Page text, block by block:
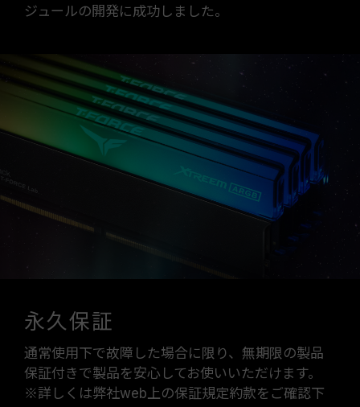
ジュールの開発に成功しました。
永久保証
通常使用下で故障した場合に限り、無期限の製品
保証付きで製品を安心してお使いいただけます。
※詳しくは弊社web上の保証規定約款をご確認下